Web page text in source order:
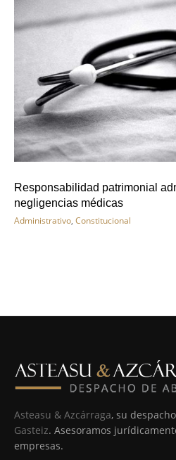
Responsabilidad patrimonial
negligencias médicas
Administrativo, Constitucional
Asteasu & Azcárraga, su
Gasteiz. Asesoramos
empresas.